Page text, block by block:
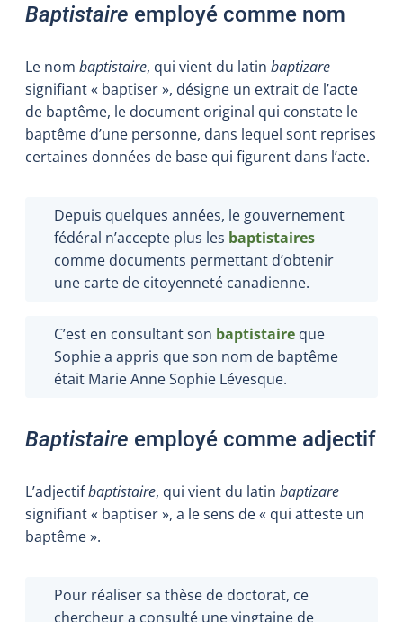
Baptistaire employé comme nom
Le nom baptistaire, qui vient du latin baptizare
signifiant « baptiser », désigne un extrait de l’acte
de baptême, le document original qui constate le
baptême d’une personne, dans lequel sont reprises
certaines données de base qui figurent dans l’acte.
Depuis quelques années, le gouvernement
fédéral n’accepte plus les baptistaires
comme documents permettant d’obtenir
une carte de citoyenneté canadienne.
C’est en consultant son baptistaire que
Sophie a appris que son nom de baptême
était Marie Anne Sophie Lévesque.
Baptistaire employé comme adjectif
L’adjectifbaptistaire, qui vient du latin baptizare
signifiant « baptiser », a le sens de « qui atteste un
baptême ».
Pour réaliser sa thèse de doctorat, ce
chercheur a consulté une vingtaine de